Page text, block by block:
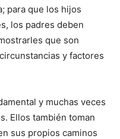
para que los hijos
los padres deben
que son
y factores
y muchas veces
Ellos también toman
sus propios caminos